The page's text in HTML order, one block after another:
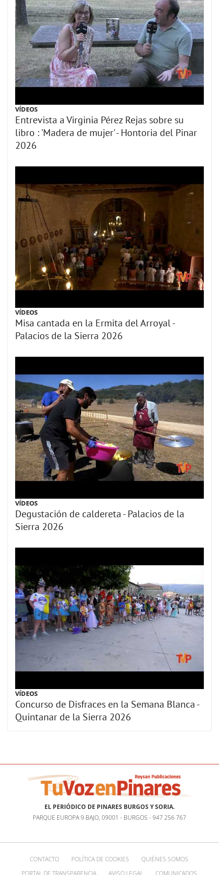
VÍDEOS
Entrevista a Virginia Pérez Rejas sobre su
libro : 'Madera de mujer' - Hontoria del Pinar
2026
VÍDEOS
Misa cantada en la Ermita del Arroyal -
Palacios de la Sierra 2026
VÍDEOS
Degustación de caldereta - Palacios de la
Sierra 2026
VÍDEOS
Concurso de Disfraces en la Semana Blanca -
Quintanar de la Sierra 2026
EL PERIÓDICO DE PINARES BURGOS Y SORIA.
PARQUE EUROPA 9 BAJO, 09001 - BURGOS - 947 256 767
CONTACTO POLÍTICA DE COOKIES
QUIÉNES SOMOS